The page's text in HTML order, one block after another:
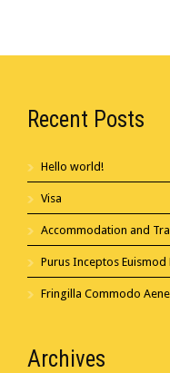
Recent Posts
Hello world!
Visa
Accommodation and
Purus Inceptos Euismod
Fringilla Commodo
Archives